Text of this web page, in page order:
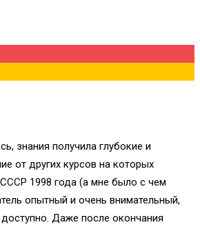
знания получила глубокие и
от других курсов на которых
1998 года (а мне было с чем
опытный и очень внимательный,
Даже после окончания